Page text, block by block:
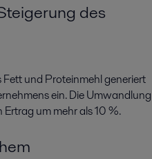
des
und Proteinmehl generiert
ein. Die Umwandlung
um mehr als 10 %.